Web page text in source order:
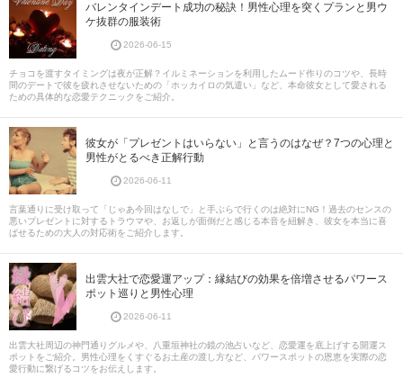
バレンタインデート成功の秘訣！男性心理を突くプランと男ウ
ケ抜群の服装術
2026-06-15
チョコを渡すタイミングは夜が正解？イルミネーションを利用したムード作りのコツや、長時
間のデートで彼を疲れさせないための「ホッカイロの気遣い」など、本命彼女として愛される
ための具体的な恋愛テクニックをご紹介。
彼女が「プレゼントはいらない」と言うのはなぜ？7つの心理と
男性がとるべき正解行動
2026-06-11
言葉通りに受け取って「じゃあ今回はなしで」と手ぶらで行くのは絶対にNG！過去のセンスの
悪いプレゼントに対するトラウマや、お返しが面倒だと感じる本音を紐解き、彼女を本当に喜
ばせるための大人の対応術をご紹介します。
出雲大社で恋愛運アップ：縁結びの効果を倍増させるパワース
ポット巡りと男性心理
2026-06-11
出雲大社周辺の神門通りグルメや、八重垣神社の鏡の池占いなど、恋愛運を底上げする開運ス
ポットをご紹介。男性心理をくすぐるお土産の渡し方など、パワースポットの恩恵を実際の恋
愛行動に繋げるコツをお伝えします。